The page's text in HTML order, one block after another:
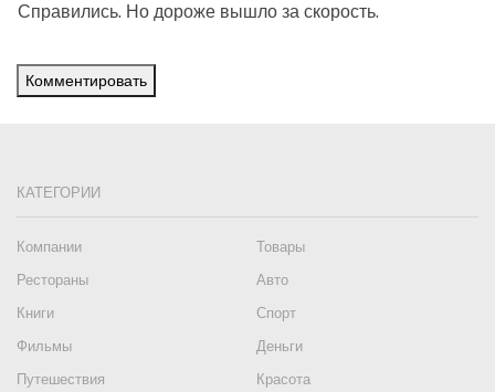
Справились. Но дороже вышло за скорость.
Комментировать
КАТЕГОРИИ
Компании
Товары
Рестораны
Авто
Книги
Спорт
Фильмы
Деньги
Путешествия
Красота